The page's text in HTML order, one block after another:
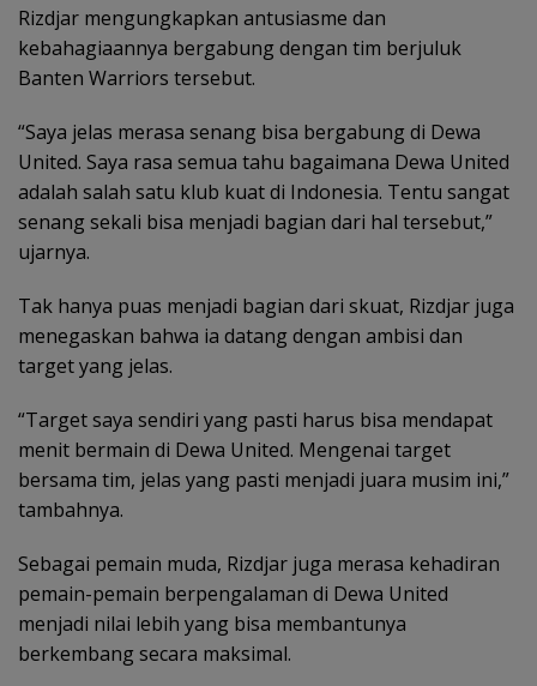
Rizdjar mengungkapkan antusiasme dan
kebahagiaannya bergabung dengan tim berjuluk
Banten Warriors tersebut.
“Saya jelas merasa senang bisa bergabung di Dewa
United. Saya rasa semua tahu bagaimana Dewa United
adalah salah satu klub kuat di Indonesia. Tentu sangat
senang sekali bisa menjadi bagian dari hal tersebut,”
ujarnya.
Tak hanya puas menjadi bagian dari skuat, Rizdjar juga
menegaskan bahwa ia datang dengan ambisi dan
target yang jelas.
“Target saya sendiri yang pasti harus bisa mendapat
menit bermain di Dewa United. Mengenai target
bersama tim, jelas yang pasti menjadi juara musim ini,”
tambahnya.
Sebagai pemain muda, Rizdjar juga merasa kehadiran
pemain-pemain berpengalaman di Dewa United
menjadi nilai lebih yang bisa membantunya
berkembang secara maksimal.